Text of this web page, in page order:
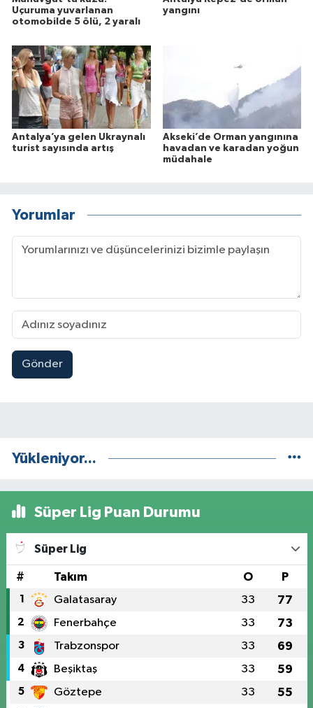
Uçuruma yuvarlanan
otomobilde 5 ölü, 2 yaralı
yangını
Antalya’ya gelen Ukraynalı
turist sayısında artış
Akseki’de Orman yangınına
havadan ve karadan yoğun
müdahale
Yorumlar
Gönder
Yükleniyor...
Süper Lig Puan Durumu
Süper Lig
# Takım O P
1 Galatasaray 33 77
2 Fenerbahçe 33 73
3 Trabzonspor 33 69
4 Beşiktaş 33 59
5 Göztepe 33 55